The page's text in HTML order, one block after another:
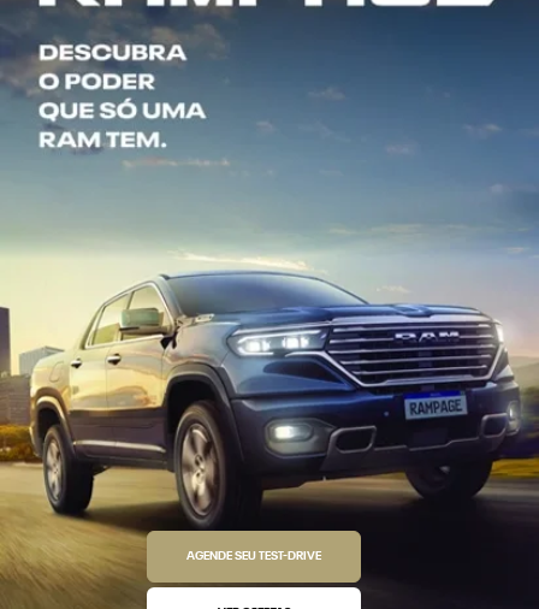
AGENDE SEU TEST-DRIVE